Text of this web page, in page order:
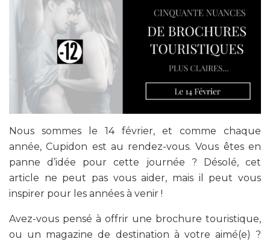
Nous sommes le 14 février, et comme chaque
année, Cupidon est au rendez-vous. Vous êtes en
panne d’idée pour cette journée ? Désolé, cet
article ne peut pas vous aider, mais il peut vous
inspirer pour les années à venir !
Avez-vous pensé à offrir une brochure touristique,
ou un magazine de destination à votre aimé(e) ?